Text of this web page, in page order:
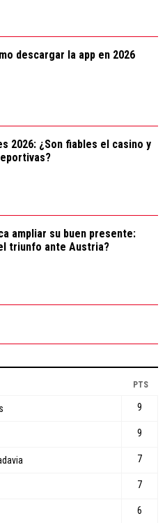
descargar la app en 2026
2026: ¿Son fiables el casino y
ampliar su buen presente:
triunfo ante Austria?